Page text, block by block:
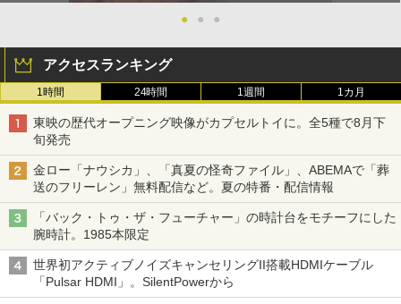
● ● ●
アクセスランキング
1時間 24時間 1週間 1カ月
東映の歴代オープニング映像がカプセルトイに。全5種で8月下
旬発売
金ロー「ナウシカ」、「真夏の怪奇ファイル」、ABEMAで「葬
送のフリーレン」無料配信など。夏の特番・配信情報
「バック・トゥ・ザ・フューチャー」の時計台をモチーフにした
腕時計。1985本限定
世界初アクティブノイズキャンセリングII搭載HDMIケーブル
「Pulsar HDMI」。SilentPowerから